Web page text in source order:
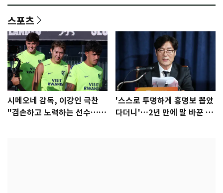
스포츠
시메오네 감독, 이강인 극찬
"겸손하고 노력하는 선수…좋
'스스로 투명하게 홍명보 뽑았
다더니'…2년 만에 말 바꾼 이